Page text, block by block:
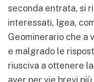
seconda entrata, si
interessati, Igea,
Geominerario che a
e malgrado le
riusciva a ottenere
aver per vie brevi